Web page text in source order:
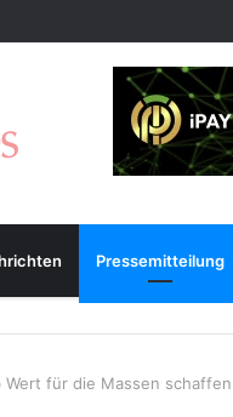
Pressemitteilung
Wert für die Massen